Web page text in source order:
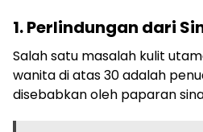
1. Perlindungan dari
Salah satu masalah kulit
wanita di atas 30 adalah
disebabkan oleh paparan